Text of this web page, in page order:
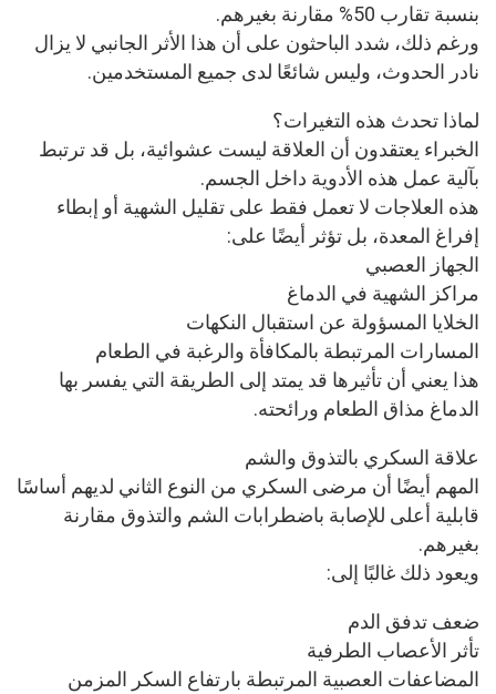
بنسبة تقارب 50% مقارنة بغيرهم.
ورغم ذلك، شدد الباحثون على أن هذا الأثر الجانبي لا يزال
نادر الحدوث، وليس شائعًا لدى جميع المستخدمين.
لماذا تحدث هذه التغيرات؟
الخبراء يعتقدون أن العلاقة ليست عشوائية، بل قد ترتبط
بآلية عمل هذه الأدوية داخل الجسم.
هذه العلاجات لا تعمل فقط على تقليل الشهية أو إبطاء
إفراغ المعدة، بل تؤثر أيضًا على:
الجهاز العصبي
مراكز الشهية في الدماغ
الخلايا المسؤولة عن استقبال النكهات
المسارات المرتبطة بالمكافأة والرغبة في الطعام
هذا يعني أن تأثيرها قد يمتد إلى الطريقة التي يفسر بها
الدماغ مذاق الطعام ورائحته.
علاقة السكري بالتذوق والشم
المهم أيضًا أن مرضى السكري من النوع الثاني لديهم أساسًا
قابلية أعلى للإصابة باضطرابات الشم والتذوق مقارنة
بغيرهم.
ويعود ذلك غالبًا إلى:
ضعف تدفق الدم
تأثر الأعصاب الطرفية
المضاعفات العصبية المرتبطة بارتفاع السكر المزمن